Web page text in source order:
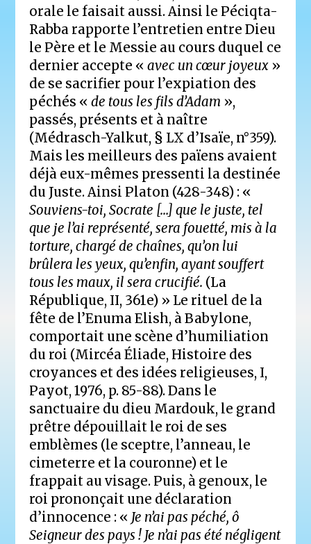
orale le faisait aussi. Ainsi le Péciqta-
Rabba rapporte l’entretien entre Dieu
le Père et le Messie au cours duquel ce
dernier accepte « avec un cœur joyeux »
de se sacrifier pour l’expiation des
péchés «de tous les fils d’Adam »,
passés, présents et à naître
(Médrasch-Yalkut, § LX d’Isaïe, n°359).
Mais les meilleurs des païens avaient
déjà eux-mêmes pressenti la destinée
du Juste. Ainsi Platon (428-348) : «
Souviens-toi, Socrate […] que le juste, tel
que je l’ai représenté, sera fouetté, mis à la
torture, chargé de chaînes, qu’on lui
brûlera les yeux, qu’enfin, ayant souffert
tous les maux, il sera crucifié. (La
République, II, 361e) » Le rituel de la
fête de l’Enuma Elish, à Babylone,
comportait une scène d’humiliation
du roi (Mircéa Éliade, Histoire des
croyances et des idées religieuses, I,
Payot, 1976, p. 85-88). Dans le
sanctuaire du dieu Mardouk, le grand
prêtre dépouillait le roi de ses
emblèmes (le sceptre, l’anneau, le
cimeterre et la couronne) et le
frappait au visage. Puis, à genoux, le
roi prononçait une déclaration
d’innocence : « Je n’ai pas péché, ô
Seigneur des pays ! Je n’ai pas été négligent